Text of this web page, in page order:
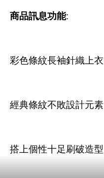
商品訊息功能:
彩色條紋長袖針織上衣
經典條紋不敗設計元素
搭上個性十足刷破造型